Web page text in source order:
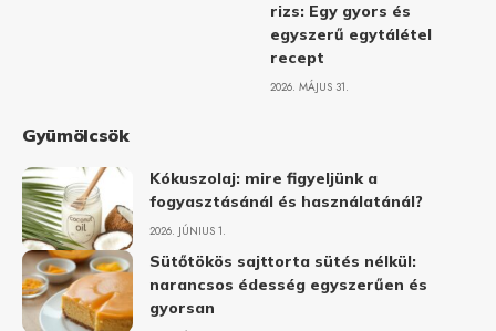
rizs: Egy gyors és
egyszerű egytálétel
recept
2026. MÁJUS 31.
Gyümölcsök
Kókuszolaj: mire figyeljünk a
fogyasztásánál és használatánál?
2026. JÚNIUS 1.
Sütőtökös sajttorta sütés nélkül:
narancsos édesség egyszerűen és
gyorsan